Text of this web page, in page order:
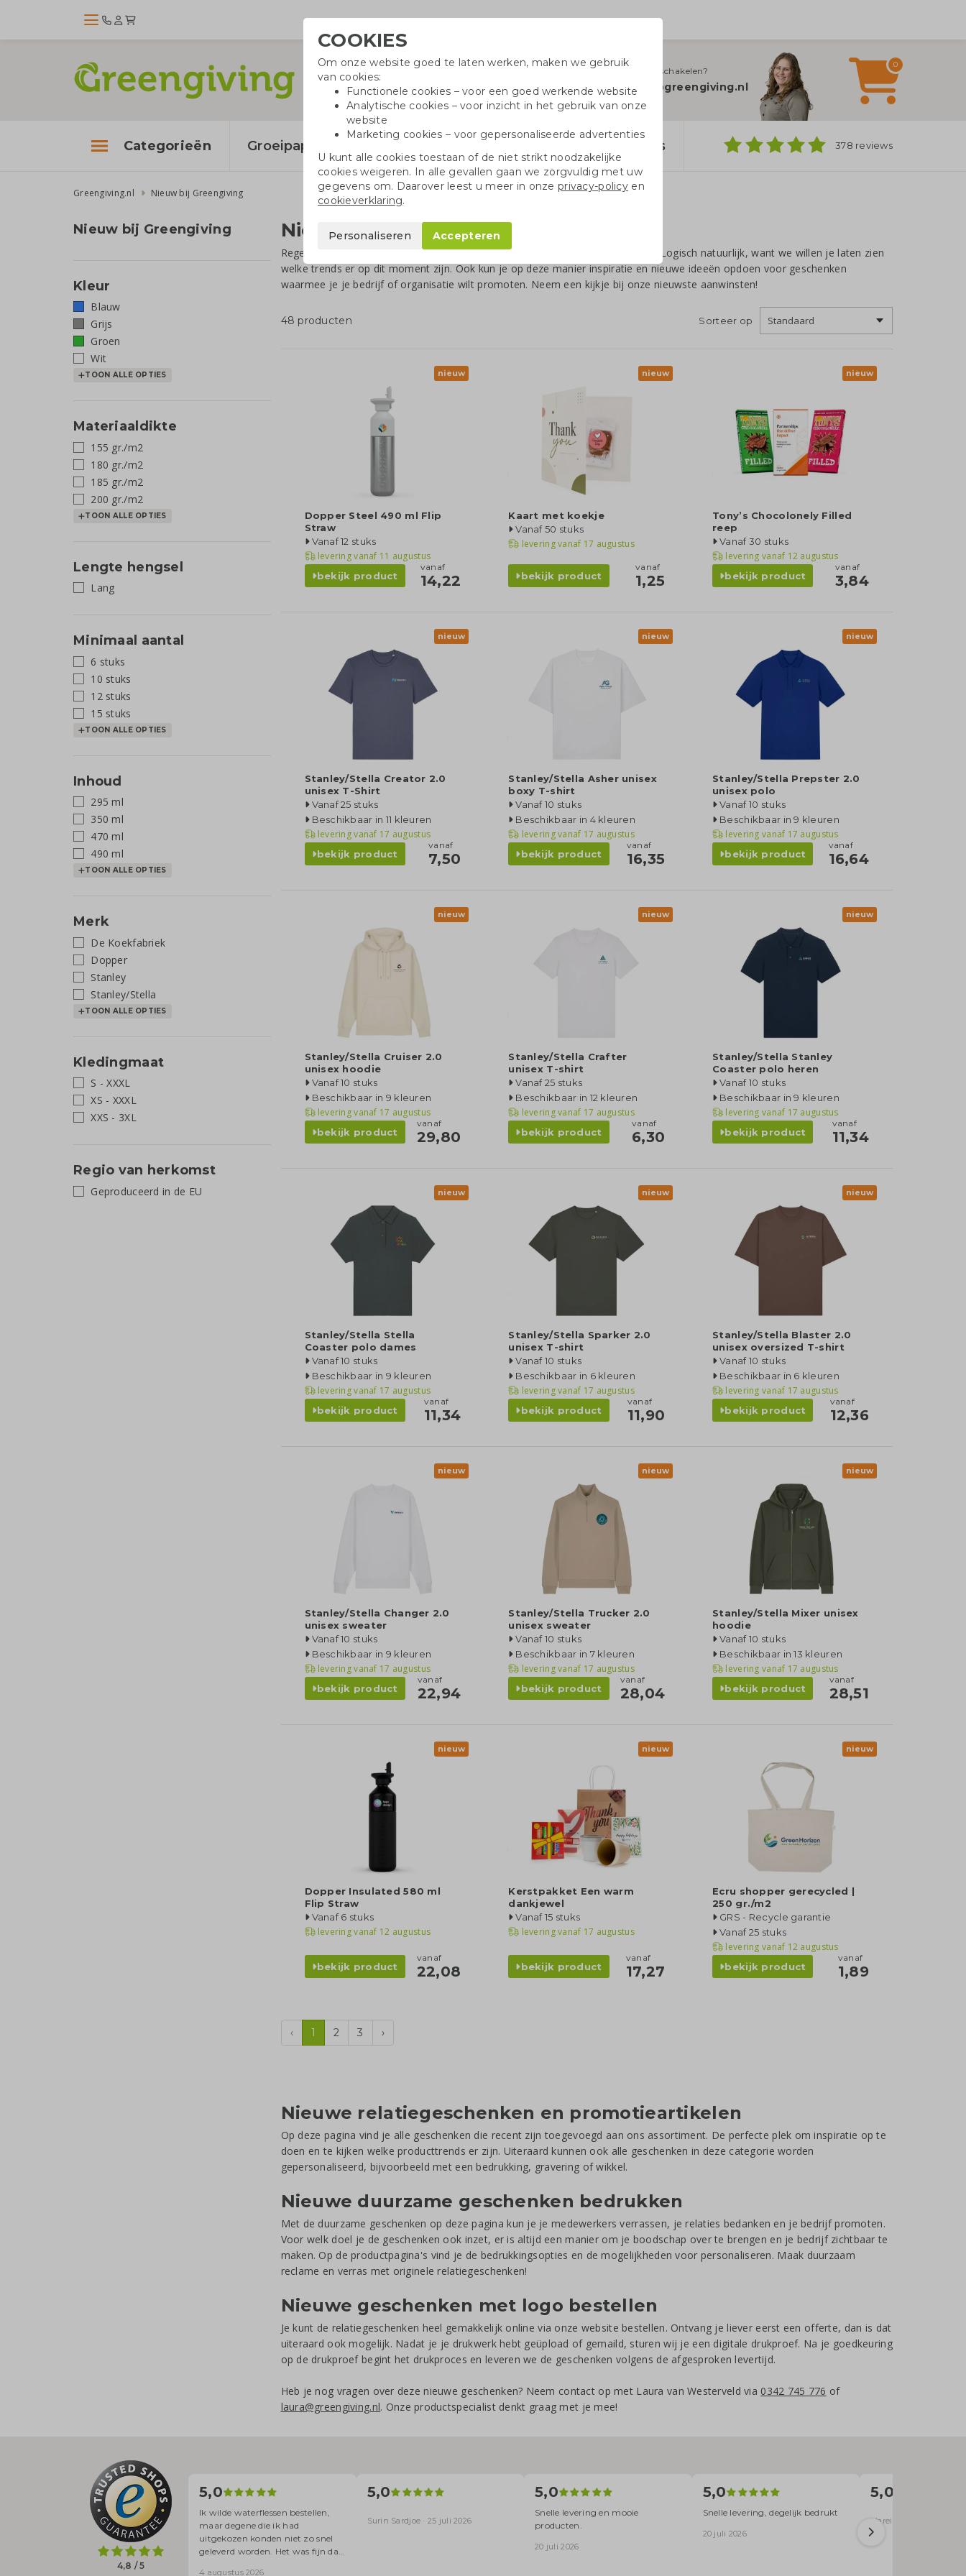
Hulplijn inschakelen?
info@greengiving.nl
0
Categorieën Groeipapier Doppers 378 reviews
Greengiving.nl Nieuw bij Greengiving
Nieuw bij Greengiving
Kleur
Blauw
Grijs
Groen
Wit
TOON ALLE OPTIES
Materiaaldikte
155 gr./m2
180 gr./m2
185 gr./m2
200 gr./m2
TOON ALLE OPTIES
Lengte hengsel
Lang
Minimaal aantal
6 stuks
10 stuks
12 stuks
15 stuks
TOON ALLE OPTIES
Inhoud
295 ml
350 ml
470 ml
490 ml
TOON ALLE OPTIES
Merk
De Koekfabriek
Dopper
Stanley
Stanley/Stella
TOON ALLE OPTIES
Kledingmaat
S - XXXL
XS - XXXL
XXS - 3XL
Regio van herkomst
Geproduceerd in de EU
Nieuw bij Greengiving
Regelmatig voegen we nieuwe producten toe aan ons duurzame assortiment. Logisch natuurlijk, want we willen je laten zien
welke trends er op dit moment zijn. Ook kun je op deze manier inspiratie en nieuwe ideeën opdoen voor geschenken
waarmee je je bedrijf of organisatie wilt promoten. Neem een kijkje bij onze nieuwste aanwinsten!
48 producten Sorteer op
nieuw
Dopper Steel 490 ml Flip
Straw
Vanaf 12 stuks
levering vanaf 11 augustus
bekijk product
vanaf
14,22
nieuw
Kaart met koekje
Vanaf 50 stuks
levering vanaf 17 augustus
bekijk product
vanaf
1,25
nieuw
Tony’s Chocolonely Filled
reep
Vanaf 30 stuks
levering vanaf 12 augustus
bekijk product
vanaf
3,84
nieuw
Stanley/Stella Creator 2.0
unisex T-Shirt
Vanaf 25 stuks
Beschikbaar in 11 kleuren
levering vanaf 17 augustus
bekijk product
vanaf
7,50
nieuw
Stanley/Stella Asher unisex
boxy T-shirt
Vanaf 10 stuks
Beschikbaar in 4 kleuren
levering vanaf 17 augustus
bekijk product
vanaf
16,35
nieuw
Stanley/Stella Prepster 2.0
unisex polo
Vanaf 10 stuks
Beschikbaar in 9 kleuren
levering vanaf 17 augustus
bekijk product
vanaf
16,64
nieuw
Stanley/Stella Cruiser 2.0
unisex hoodie
Vanaf 10 stuks
Beschikbaar in 9 kleuren
levering vanaf 17 augustus
bekijk product
vanaf
29,80
nieuw
Stanley/Stella Crafter
unisex T-shirt
Vanaf 25 stuks
Beschikbaar in 12 kleuren
levering vanaf 17 augustus
bekijk product
vanaf
6,30
nieuw
Stanley/Stella Stanley
Coaster polo heren
Vanaf 10 stuks
Beschikbaar in 9 kleuren
levering vanaf 17 augustus
bekijk product
vanaf
11,34
nieuw
Stanley/Stella Stella
Coaster polo dames
Vanaf 10 stuks
Beschikbaar in 9 kleuren
levering vanaf 17 augustus
bekijk product
vanaf
11,34
nieuw
Stanley/Stella Sparker 2.0
unisex T-shirt
Vanaf 10 stuks
Beschikbaar in 6 kleuren
levering vanaf 17 augustus
bekijk product
vanaf
11,90
nieuw
Stanley/Stella Blaster 2.0
unisex oversized T-shirt
Vanaf 10 stuks
Beschikbaar in 6 kleuren
levering vanaf 17 augustus
bekijk product
vanaf
12,36
nieuw
Stanley/Stella Changer 2.0
unisex sweater
Vanaf 10 stuks
Beschikbaar in 9 kleuren
levering vanaf 17 augustus
bekijk product
vanaf
22,94
nieuw
Stanley/Stella Trucker 2.0
unisex sweater
Vanaf 10 stuks
Beschikbaar in 7 kleuren
levering vanaf 17 augustus
bekijk product
vanaf
28,04
nieuw
Stanley/Stella Mixer unisex
hoodie
Vanaf 10 stuks
Beschikbaar in 13 kleuren
levering vanaf 17 augustus
bekijk product
vanaf
28,51
nieuw
Dopper Insulated 580 ml
Flip Straw
Vanaf 6 stuks
levering vanaf 12 augustus
bekijk product
vanaf
22,08
nieuw
Kerstpakket Een warm
dankjewel
Vanaf 15 stuks
levering vanaf 17 augustus
bekijk product
vanaf
17,27
nieuw
Ecru shopper gerecycled |
250 gr./m2
GRS - Recycle garantie
Vanaf 25 stuks
levering vanaf 12 augustus
bekijk product
vanaf
1,89
‹ 1 2 3 ›
Nieuwe relatiegeschenken en promotieartikelen
Op deze pagina vind je alle geschenken die recent zijn toegevoegd aan ons assortiment. De perfecte plek om inspiratie op te
doen en te kijken welke producttrends er zijn. Uiteraard kunnen ook alle geschenken in deze categorie worden
gepersonaliseerd, bijvoorbeeld met een bedrukking, gravering of wikkel.
Nieuwe duurzame geschenken bedrukken
Met de duurzame geschenken op deze pagina kun je je medewerkers verrassen, je relaties bedanken en je bedrijf promoten.
Voor welk doel je de geschenken ook inzet, er is altijd een manier om je boodschap over te brengen en je bedrijf zichtbaar te
maken. Op de productpagina's vind je de bedrukkingsopties en de mogelijkheden voor personaliseren. Maak duurzaam
reclame en verras met originele relatiegeschenken!
Nieuwe geschenken met logo bestellen
Je kunt de relatiegeschenken heel gemakkelijk online via onze website bestellen. Ontvang je liever eerst een offerte, dan is dat
uiteraard ook mogelijk. Nadat je je drukwerk hebt geüpload of gemaild, sturen wij je een digitale drukproef. Na je goedkeuring
op de drukproef begint het drukproces en leveren we de geschenken volgens de afgesproken levertijd.
Heb je nog vragen over deze nieuwe geschenken? Neem contact op met Laura van Westerveld via 0342 745 776 of
laura@greengiving.nl. Onze productspecialist denkt graag met je mee!
4,8 / 5
5,0
Ik wilde waterflessen bestellen,
maar degene die ik had
uitgekozen konden niet zo snel
geleverd worden. Het was fijn dat
4 augustus 2026
5,0
Surin Sardjoe · 25 juli 2026
5,0
Snelle levering en mooie
producten.
20 juli 2026
5,0
Snelle levering, degelijk bedrukt
20 juli 2026
5,0
Mareille Stofberg · 20
COOKIES
Om onze website goed te laten werken, maken we gebruik
van cookies:
Functionele cookies – voor een goed werkende website
Analytische cookies – voor inzicht in het gebruik van onze
website
Marketing cookies – voor gepersonaliseerde advertenties
U kunt alle cookies toestaan of de niet strikt noodzakelijke
cookies weigeren. In alle gevallen gaan we zorgvuldig met uw
gegevens om. Daarover leest u meer in onzeprivacy-policyen
cookieverklaring.
Personaliseren Accepteren